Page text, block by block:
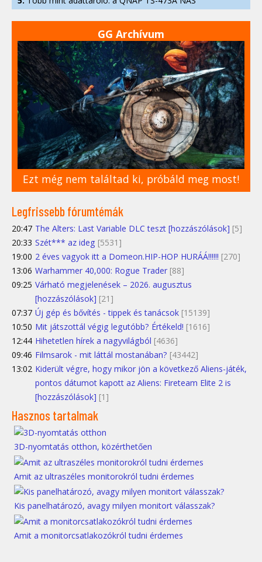
GG Archívum
Ezt még nem találtad ki, próbáld meg most!
Legfrissebb fórumtémák
20:47 The Alters: Last Variable DLC teszt [hozzászólások] [5]
20:33 Szét*** az ideg [5531]
19:00 2 éves vagyok itt a Domeon.HIP-HOP HURÁÁ!!!!!! [270]
13:06 Warhammer 40,000: Rogue Trader [88]
09:25 Várható megjelenések – 2026. augusztus
[hozzászólások] [21]
07:37 Új gép és bővítés - tippek és tanácsok [15139]
10:50 Mit játszottál végig legutóbb? Értékeld! [1616]
12:44 Hihetetlen hírek a nagyvilágból [4636]
09:46 Filmsarok - mit láttál mostanában? [43442]
13:02 Kiderült végre, hogy mikor jön a következő Aliens-játék,
pontos dátumot kapott az Aliens: Fireteam Elite 2 is
[hozzászólások] [1]
Hasznos tartalmak
3D-nyomtatás otthon, közérthetően
Amit az ultraszéles monitorokról tudni érdemes
Kis panelhatározó, avagy milyen monitort válasszak?
Amit a monitorcsatlakozókról tudni érdemes